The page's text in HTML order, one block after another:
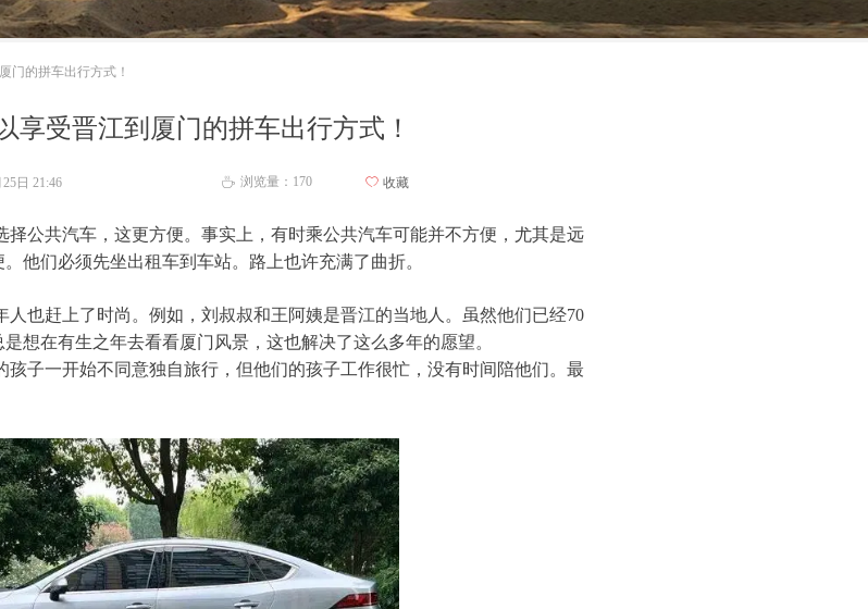
享受晋江到厦门的拼车出行方式！
门的拼车出行方式！
公共汽车，这更方便。事实上，有时乘公共汽车可能并不方便，尤其是远
他们必须先坐出租车到车站。路上也许充满了曲折。
也赶上了时尚。例如，刘叔叔和王阿姨是晋江的当地人。虽然他们已经70
想在有生之年去看看厦门风景，这也解决了这么多年的愿望。
子一开始不同意独自旅行，但他们的孩子工作很忙，没有时间陪他们。最
日 21:46 ꄘ 浏览量： 170 ꄀ 收藏